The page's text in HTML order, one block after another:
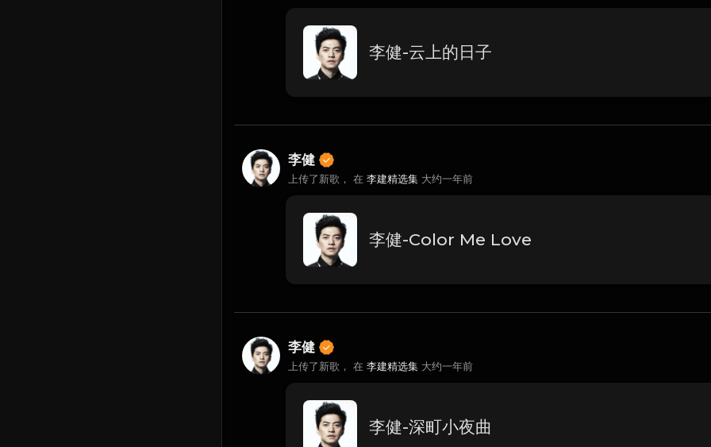
李健-云上的日子
李健
上传了新歌， 在 李建精选集 大约一年前
李健-Color Me Love
李健
上传了新歌， 在 李建精选集 大约一年前
李健-深町小夜曲